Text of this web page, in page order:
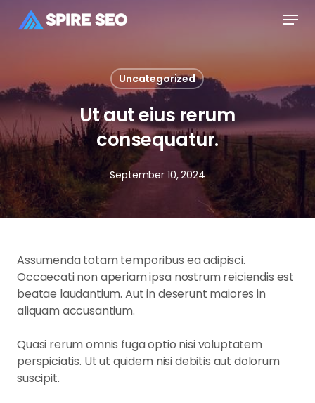
Menu
Uncategorized
Ut aut eius rerum
consequatur.
September 10, 2024
Assumenda totam temporibus ea adipisci.
Occaecati non aperiam ipsa nostrum reiciendis est
beatae laudantium. Aut in deserunt maiores in
aliquam accusantium.
Quasi rerum omnis fuga optio nisi voluptatem
perspiciatis. Ut ut quidem nisi debitis aut dolorum
suscipit.